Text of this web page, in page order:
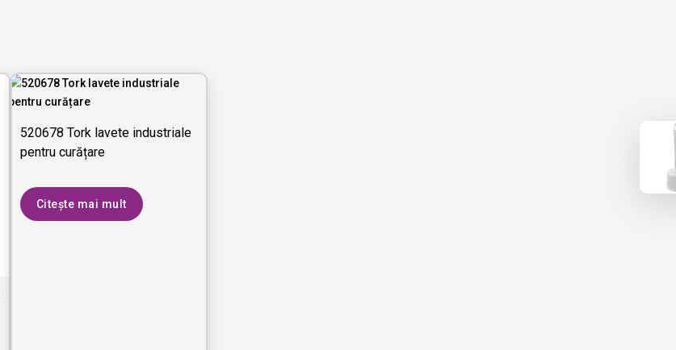
520678 Tork lavete industriale
pentru curățare
Citește mai mult